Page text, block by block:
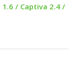
1.6 / Captiva 2.4 /